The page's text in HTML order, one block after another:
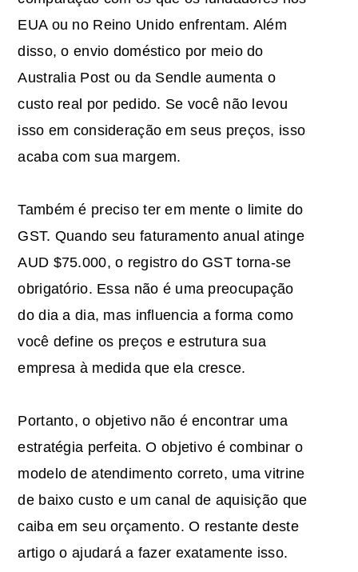
EUA ou no Reino Unido enfrentam. Além
disso, o envio doméstico por meio do
Australia Post ou da Sendle aumenta o
custo real por pedido. Se você não levou
isso em consideração em seus preços, isso
acaba com sua margem.
Também é preciso ter em mente o limite do
GST. Quando seu faturamento anual atinge
AUD $75.000, o registro do GST torna-se
obrigatório. Essa não é uma preocupação
do dia a dia, mas influencia a forma como
você define os preços e estrutura sua
empresa à medida que ela cresce.
Portanto, o objetivo não é encontrar uma
estratégia perfeita. O objetivo é combinar o
modelo de atendimento correto, uma vitrine
de baixo custo e um canal de aquisição que
caiba em seu orçamento. O restante deste
artigo o ajudará a fazer exatamente isso.